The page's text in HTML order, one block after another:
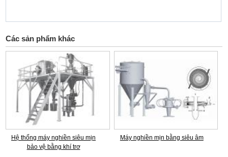
Các sản phẩm khác
Hệ thống máy nghiền siêu mịn
bảo vệ bằng khí trơ
Máy nghiền mịn bằng siêu âm